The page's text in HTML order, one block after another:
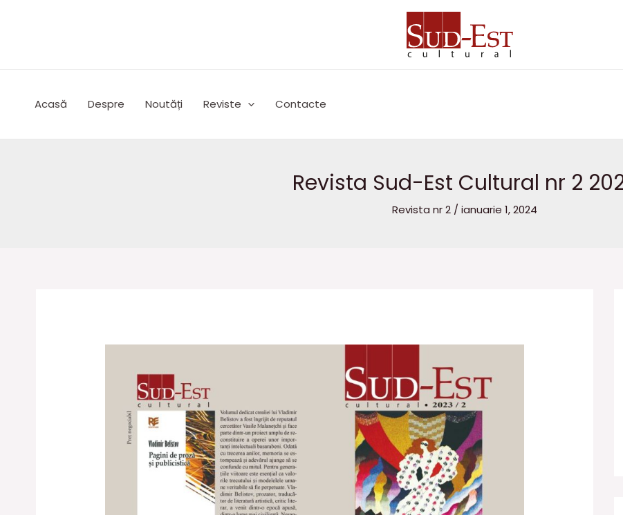
Acasă Despre Noutăți Reviste Contacte
Revista Sud-Est Cultural nr 2
Revista nr 2 / ianuarie 1, 2024